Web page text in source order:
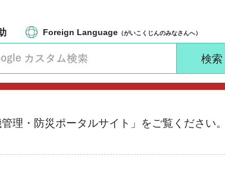
Foreign Language （がいこくじんのみなさんへ）
理・防災ポータルサイト」をご覧ください。